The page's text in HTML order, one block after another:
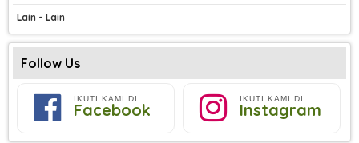
Lain - Lain
Follow Us
IKUTI KAMI DI
Facebook
IKUTI KAMI DI
Instagram